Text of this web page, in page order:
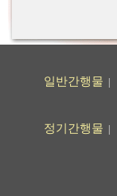
일반간행물
정기간행물